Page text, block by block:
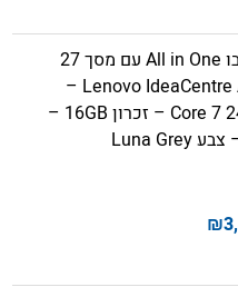
מחשב לנובו All in One עם מסך 27
אינץ Lenovo IdeaCentre AIO i –
מעבד Core 7 240H – זכרון 16GB –
₪